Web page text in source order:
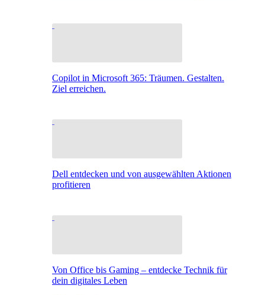
Copilot in Microsoft 365: Träumen. Gestalten.
Ziel erreichen.
Dell entdecken und von ausgewählten Aktionen
profitieren
Von Office bis Gaming – entdecke Technik für
dein digitales Leben